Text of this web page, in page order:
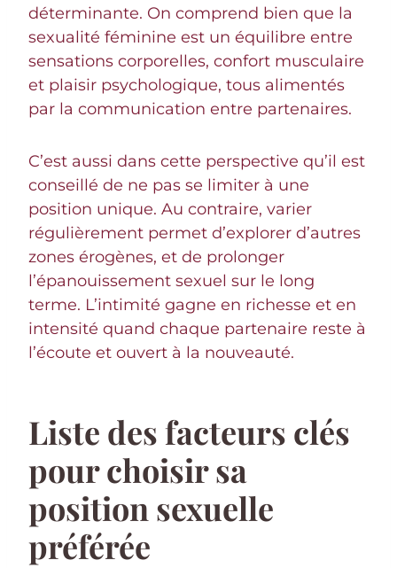
déterminante. On comprend bien que la
sexualité féminine est un équilibre entre
sensations corporelles, confort musculaire
et plaisir psychologique, tous alimentés
par la communication entre partenaires.
C’est aussi dans cette perspective qu’il est
conseillé de ne pas se limiter à une
position unique. Au contraire, varier
régulièrement permet d’explorer d’autres
zones érogènes, et de prolonger
l’épanouissement sexuel sur le long
terme. L’intimité gagne en richesse et en
intensité quand chaque partenaire reste à
l’écoute et ouvert à la nouveauté.
Liste des facteurs clés
pour choisir sa
position sexuelle
préférée